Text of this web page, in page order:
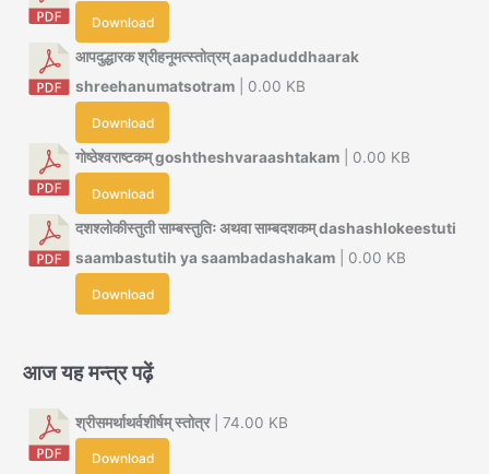
Download
आपदुद्धारक श्रीहनूमत्स्तोत्रम् aapaduddhaarak
shreehanumatsotram | 0.00 KB
Download
गोष्ठेश्वराष्टकम् goshtheshvaraashtakam | 0.00 KB
Download
दशश्लोकीस्तुती साम्बस्तुतिः अथवा साम्बदशकम् dashashlokeestuti
saambastutih ya saambadashakam | 0.00 KB
Download
आज यह मन्त्र पढ़ें
श्रीसमर्थाथर्वशीर्षम् स्तोत्र| 74.00 KB
Download